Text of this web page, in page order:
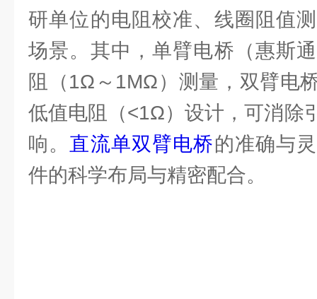
研单位的电阻校准、线圈阻值
场景。其中，单臂电桥（惠斯
阻（1Ω～1MΩ）测量，双臂电
低值电阻（<1Ω）设计，可消除
响。 直流单双臂电桥的准确与
件的科学布局与精密配合。